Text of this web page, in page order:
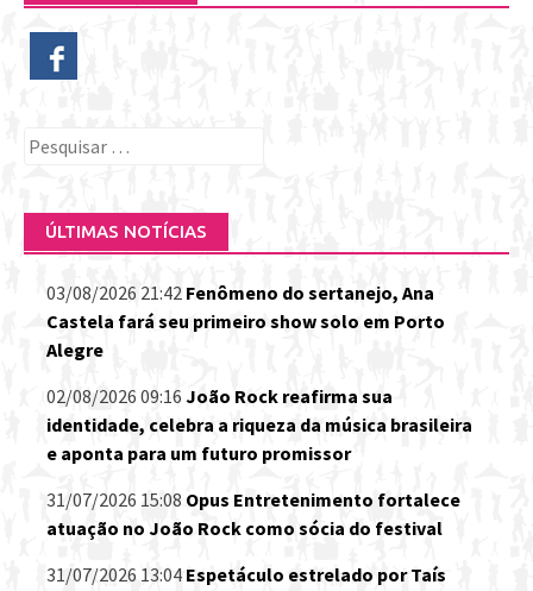
Pesquisar
ÚLTIMAS NOTÍCIAS
03/08/2026 21:42 Fenômeno do sertanejo, Ana
Castela fará seu primeiro show solo em Porto
Alegre
02/08/2026 09:16 João Rock reafirma sua
identidade, celebra a riqueza da música brasileira
e aponta para um futuro promissor
31/07/2026 15:08 Opus Entretenimento fortalece
atuação no João Rock como sócia do festival
31/07/2026 13:04 Espetáculo estrelado por Taís